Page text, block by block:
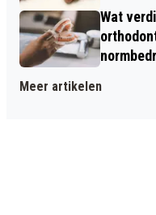
Wat
Meer artikelen